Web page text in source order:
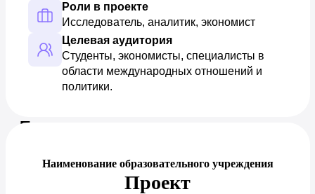
Роли в проекте
Исследователь, аналитик, экономист
Целевая аудитория
Студенты, экономисты, специалисты в
области международных отношений и
политики.
Предпросмотр документа
Наименование образовательного учреждения
Проект